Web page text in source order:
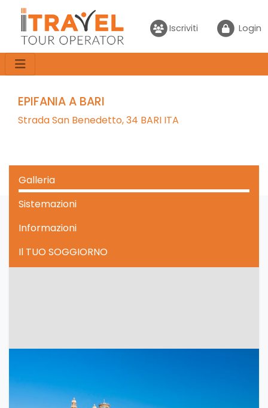
Iscriviti Login
EPIFANIA A BARI
Strada San Benedetto, 34 BARI ITA
Galleria
Sistemazioni
Informazioni
Il TUO SOGGIORNO